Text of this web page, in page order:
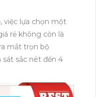
việc lựa chọn một
rẻ không còn là
sát sắc nét đến 4